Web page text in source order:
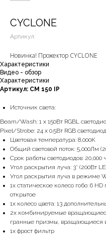
CYCLONE
Артикул:
Новинка! Прожектор CYCLONE
Характеристики
Видео - обзор
Характеристики
Артикул: CM 150 IP
Источник света:
Beam/Wash: 1 x 150Вт RGBL
Pixel/Strobe: 24 x 0.5Вт RGB
Цветовая температура: 8,000K
Общий световой поток: 5,000Лм
Срок работы светодиодов: 20,000
Угол раскрытия луча: 3° (200Вт
Угол раскрытия луча в режиме
1х статическое колесо гобо: 6
открытое
1х колесо цвета: 13
2х комбинируемые
гранные призмы, вращающиеся
1х фрост фильтр